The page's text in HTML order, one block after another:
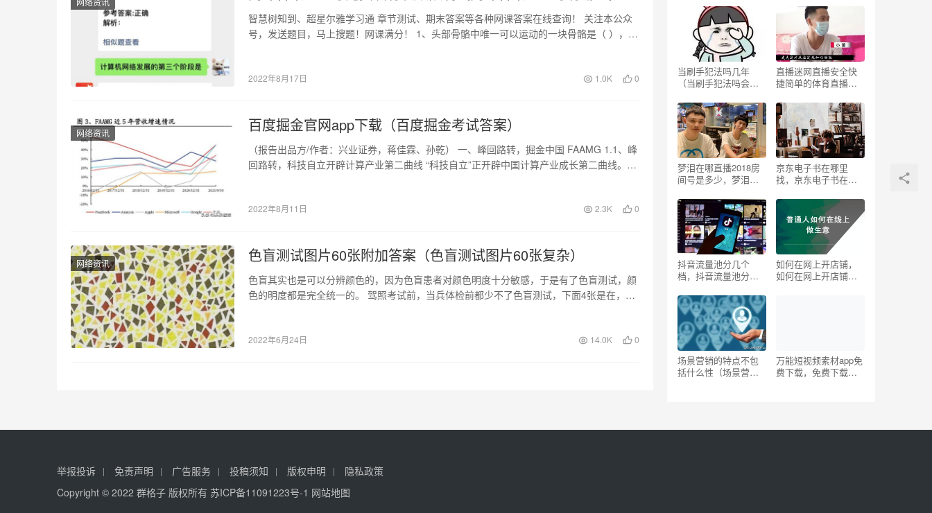
智慧树知到、超星尔雅学习通 章节测试、期末答案等各种网课答案在线查询！ 关注本公众
号，发送题目，马上搜题！网课满分！ 1、头部骨骼中唯一可以运动的一块骨骼是（ ），它
2022年8月17日 1.0K 0
网络资讯 百度掘金官网app下载（百度掘金考试答案）
（报告出品方/作者：兴业证券，蒋佳霖、孙乾） 一、峰回路转，掘金中国 FAAMG 1.1、峰
回路转，科技自立开辟计算产业第二曲线 “科技自立”正开辟中国计算产业成长第二曲线。目
2022年8月11日 2.3K 0
网络资讯 色盲测试图片60张附加答案（色盲测试图片60张复杂）
色盲其实也是可以分辨颜色的，因为色盲患者对颜色明度十分敏感，于是有了色盲测试，颜
色的明度都是完全统一的。 驾照考试前，当兵体检前都少不了色盲测试，下面4张是在，网
2022年6月24日 14.0K 0
当刷手犯法吗几年
（当刷手犯法吗会被
直播迷网直播安全快
捷简单的体育直播？
全快捷简单的体育直
播直播吧
梦泪在哪直播2018房
间号是多少，梦泪在
京东电子书在哪里
找，京东电子书在哪
抖音流量池分几个
档，抖音流量池分几
如何在网上开店铺，
如何在网上开店铺拼
场景营销的特点不包
括什么性（场景营销
万能短视频素材app免
费下载，免费下载短
举报投诉 免责声明 广告服务 投稿须知 版权申明
隐私政策
Copyright © 2022 群格子 版权所有 苏ICP备11091223号-1 网站地图